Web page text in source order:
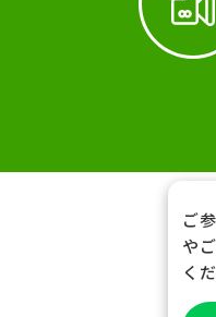
ご
や
く